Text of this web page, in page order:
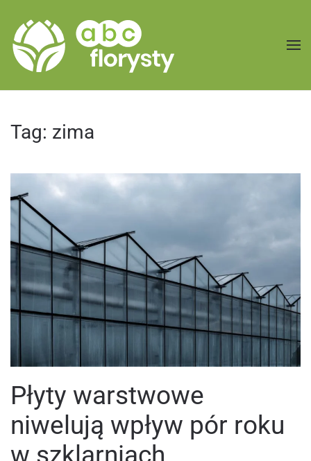
Przejdź do treści głównej
Tag: zima
Płyty warstwowe
niwelują wpływ pór roku